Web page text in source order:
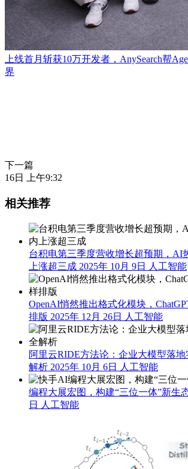
上线首月斩获10万开发者，AnySearch帮
界
下一篇
16日 上午9:32
相关推荐
台积电第三季度营收增长超预期，AI
上涨超三成 2025年 10月 9日 人工智能
OpenAI悄然推出格式化模块，
排版 2025年 12月 26日 人工智能
阿里云RIDE方法论：企业大模型落
解析 2025年 10月 6日
人工智能
编程大展宏图，构建“三位一体”新生
日
人工智能